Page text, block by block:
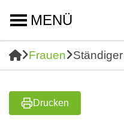
MENÜ
Frauen
Drucken